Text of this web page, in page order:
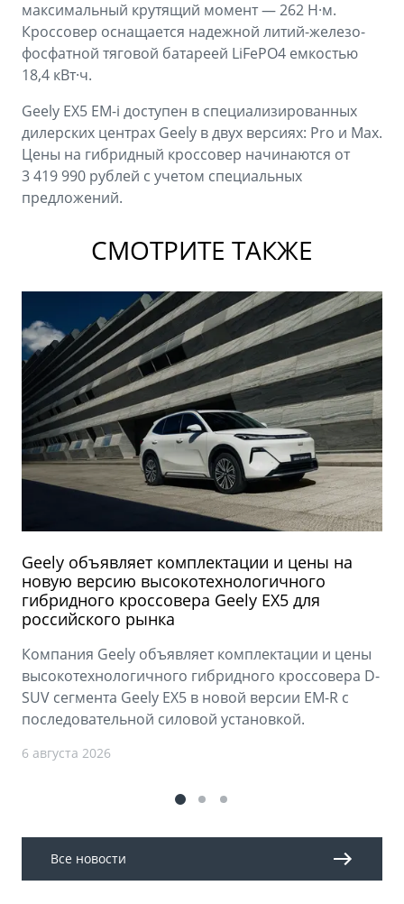
максимальный крутящий момент — 262 Н·м.
Кроссовер оснащается надежной литий-железо-
фосфатной тяговой батареей LiFePO4 емкостью
18,4 кВт·ч.
Geely EX5 EM-i доступен в специализированных
дилерских центрах Geely в двух версиях: Pro и Max.
Цены на гибридный кроссовер начинаются от
3 419 990 рублей с учетом специальных
предложений.
СМОТРИТЕ ТАКЖЕ
Geely объявляет комплектации и цены на
новую версию высокотехнологичного
гибридного кроссовера Geely EX5 для
российского рынка
Компания Geely объявляет комплектации и цены
высокотехнологичного гибридного кроссовера D-
SUV сегмента Geely EX5 в новой версии EM-R с
последовательной силовой установкой.
6 августа 2026
Все новости